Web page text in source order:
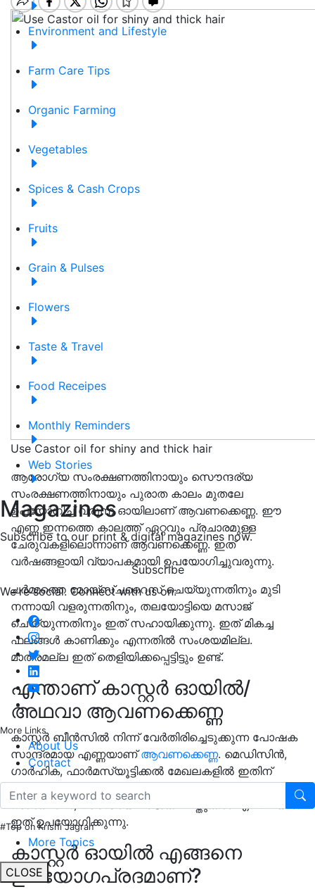
Environment and Lifestyle
Farm Care Tips
Organic Farming
Vegetables
Spices & Cash Crops
Fruits
Grain & Pulses
Flowers
Taste & Travel
Food Receipes
Monthly Reminders
Web Stories
Magazines
Subscribe to our print & digital magazines now.
Subscribe
We're social. Connect with us on:
More Links
About Us
Contact
#Top on Krishi Jagran
More Topics
CLOSE
Use Castor oil for shiny and thick hair
ആരോഗ്യ സംരക്ഷണത്തിനായും സൌന്ദര്യ
സംരക്ഷണത്തിനായും പുരാത കാലം മുതലേ
ഉപയോഗിച്ച് വരുന്ന ഓയിലാണ് ആവണക്കെണ്ണ. ഈ
എണ്ണ ഇന്നത്തെ കാലത്ത് ഏറ്റവും പ്രചാരമുള്ള
ചേരുവകളിലൊന്നാണ് ആവണക്കെണ്ണ. ഇത്
വർഷങ്ങളായി വ്യാപകമായി ഉപയോഗിച്ചുവരുന്നു.
ചർമ്മത്തെ മോയ്സ്ചറൈസ് ചെയ്യുന്നതിനും മുടി
നന്നായി വളരുന്നതിനും, തലയോട്ടിയെ മസാജ്
ചെയ്യുന്നതിനും ഇത് സഹായിക്കുന്നു. ഇത് മികച്ച
ഫലങ്ങൾ കാണിക്കും എന്നതിൽ സംശയമില്ല.
മാത്രമല്ല ഇത് തെളിയിക്കപ്പെട്ടിട്ടും ഉണ്ട്.
എന്താണ് കാസ്റ്റർ ഓയിൽ/
അഥവാ ആവണക്കെണ്ണ
കാസ്റ്റർ ബീൻസിൽ നിന്ന് വേർതിരിച്ചെടുക്കുന്ന പോഷക
സാന്ദ്രമായ എണ്ണയാണ്ആവണക്കെണ്ണ. മെഡിസിൻ,
ഗാർഹിക, ഫാർമസ്യൂട്ടിക്കൽ മേഖലകളിൽ ഇതിന്
ധാരാളം ഗുണങ്ങളുണ്ട്, ചർമ്മസംരക്ഷണം, മുടി
സംരക്ഷണം, സൗന്ദര്യവർദ്ധക വസ്തുക്കൾ എന്നിവയിൽ
ഇത് ഉപയോഗിക്കുന്നു.
കാസ്റ്റർ ഓയിൽ എങ്ങനെ
ഉപയോഗപ്രദമാണ്?